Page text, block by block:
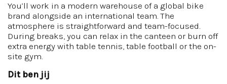
You’ll work in a modern warehouse of a global bike
brand alongside an international team. The
atmosphere is straightforward and team-focused.
During breaks, you can relax in the canteen or burn off
extra energy with table tennis, table football or the on-
site gym.
Dit ben jij